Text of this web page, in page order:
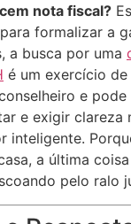
nota fiscal?
formalizar a
a busca por uma
é um exercício
e
e exigir clareza
inteligente.
a última
pelo ralo